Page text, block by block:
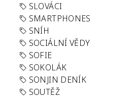
SLOVÁCI
SMARTPHONES
SNÍH
SOCIÁLNÍ VĚDY
SOFIE
SOKOLÁK
SONJIN DENÍK
SOUTĚŽ